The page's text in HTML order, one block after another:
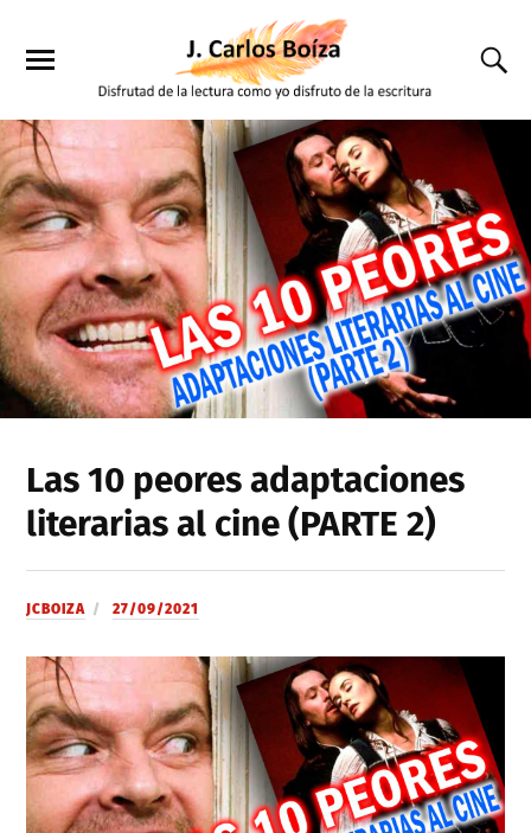
Las 10 peores adaptaciones
literarias al cine (PARTE 2)
JCBOIZA 27/09/2021